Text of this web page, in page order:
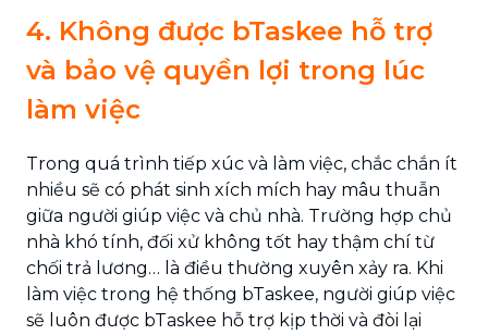
4. Không được bTaskee hỗ trợ
và bảo vệ quyền lợi trong lúc
làm việc
Trong quá trình tiếp xúc và làm việc, chắc chắn ít
nhiều sẽ có phát sinh xích mích hay mâu thuẫn
giữa người giúp việc và chủ nhà. Trường hợp chủ
nhà khó tính, đối xử không tốt hay thậm chí từ
chối trả lương… là điều thường xuyên xảy ra. Khi
làm việc trong hệ thống bTaskee, người giúp việc
sẽ luôn được bTaskee hỗ trợ kịp thời và đòi lại